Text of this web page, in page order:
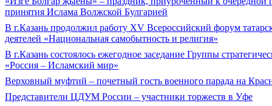
принятия Ислама Волжской Булгарией
В г.Казань продолжил работу XV Всероссийский форум
деятелей «Национальная самобытность и религия»
В г.Казань состоялось ежегодное заседание Группы
«Россия – Исламский мир»
Верховный муфтий – почетный гость военного парада на
Представители ЦДУМ России – участники торжеств в Уфе